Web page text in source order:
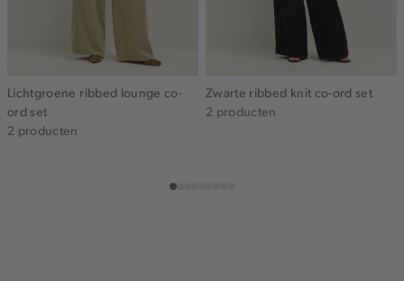
Lichtgroene ribbed lounge co-
ord set
2 producten
Zwarte ribbed knit co-ord set
2 producten